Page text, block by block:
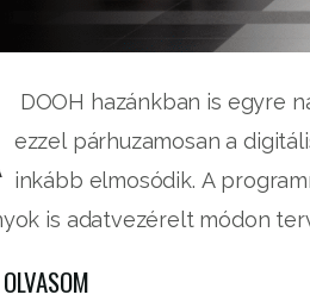
DOOH hazánkban is egyre
ezzel párhuzamosan a
inkább elmosódik. A
is adatvezérelt módon